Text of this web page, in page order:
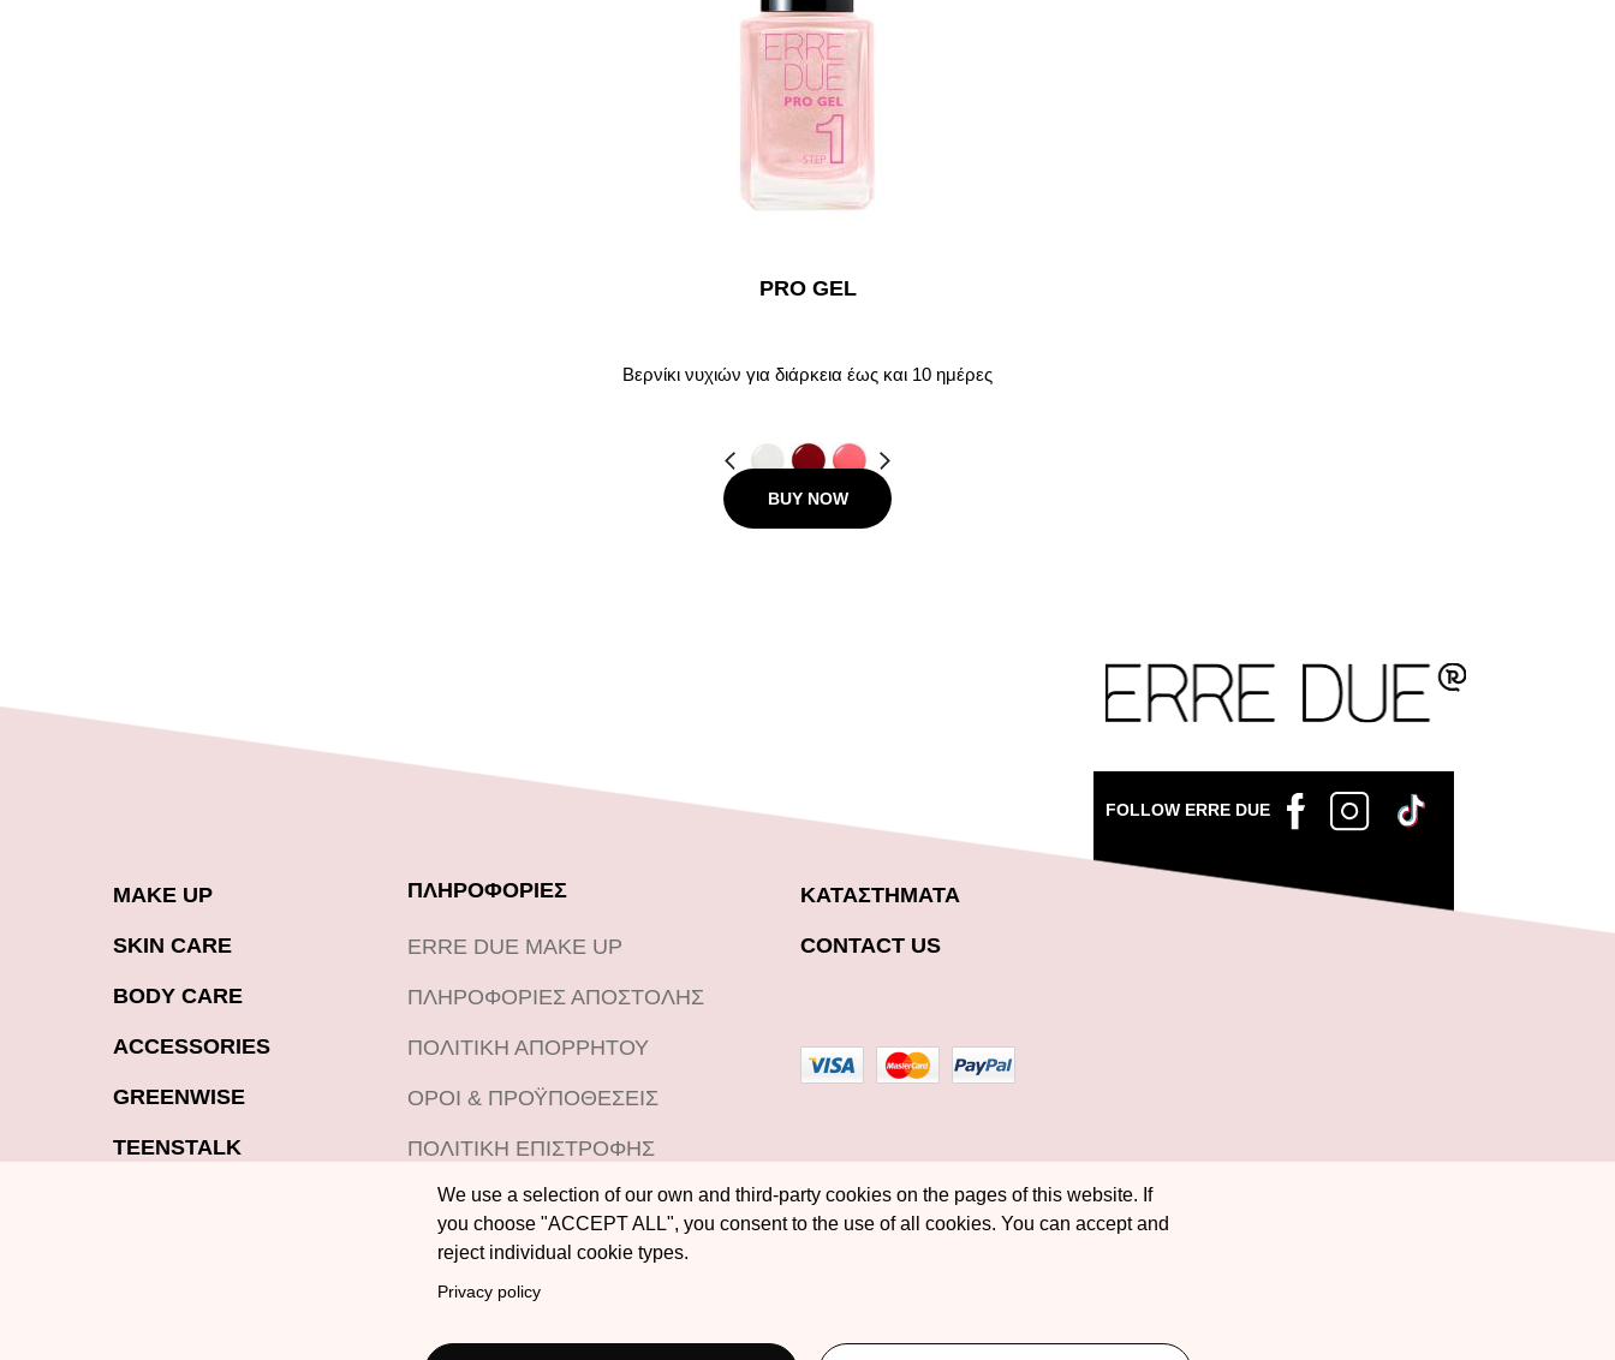
PRO GEL
Βερνίκι νυχιών για διάρκεια έως και 10 ημέρες
Προηγούμενο Next
BUY NOW
FOLLOW ERRE DUE
MAKE UP
SKIN CARE
BODY CARE
ACCESSORIES
GREENWISE
TEENSTALK
ΠΛΗΡΟΦΟΡΙΕΣ
ERRE DUE MAKE UP
ΠΛΗΡΟΦΟΡΙΕΣ ΑΠΟΣΤΟΛΗΣ
ΠΟΛΙΤΙΚΗ ΑΠΟΡΡΗΤΟΥ
ΟΡΟΙ & ΠΡΟΫΠΟΘΕΣΕΙΣ
ΠΟΛΙΤΙΚΗ ΕΠΙΣΤΡΟΦΗΣ
ΠΡΟΪΟΝΤΩΝ
ΚΑΤΑΣΤΗΜΑΤΑ
CONTACT US
We use a selection of our own and third-party cookies on the pages of this website. If
you choose "ACCEPT ALL", you consent to the use of all cookies. You can accept and
reject individual cookie types.
Privacy policy